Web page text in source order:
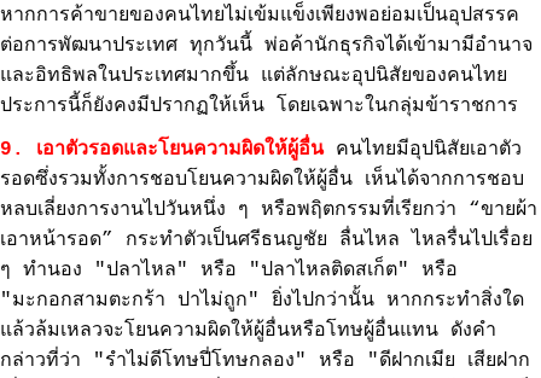
หากการค้าขายของคนไทยไม่เข้มแข็งเพียงพอย่อมเป็นอุปสรรค
ต่อการพัฒนาประเทศ ทุกวันนี้ พ่อค้านักธุรกิจได้เข้ามามีอำนาจ
และอิทธิพลในประเทศมากขึ้น แต่ลักษณะอุปนิสัยของคนไทย
ประการนี้ก็ยังคงมีปรากฏให้เห็น โดยเฉพาะในกลุ่มข้าราชการ
9. เอาตัวรอดและโยนความผิดให้ผู้อื่นคนไทยมีอุปนิสัยเอาตัว
รอดซึ่งรวมทั้งการชอบโยนความผิดให้ผู้อื่น เห็นได้จากการชอบ
หลบเลี่ยงการงานไปวันหนึ่ง ๆ หรือพฤิตกรรมที่เรียกว่า “ขายผ้า
เอาหน้ารอด” กระทำตัวเป็นศรีธนญชัย ลื่นไหล ไหลรื่นไปเรื่อย
ๆ ทำนอง "ปลาไหล" หรือ "ปลาไหลติดสเก็ต" หรือ
"มะกอกสามตะกร้า ปาไม่ถูก" ยิ่งไปกว่านั้น หากกระทำสิ่งใด
แล้วล้มเหลวจะโยนความผิดให้ผู้อื่นหรือโทษผู้อื่นแทน ดังคำ
กล่าวที่ว่า "รำไม่ดีโทษปี่โทษกลอง" หรือ "ดีฝากเมีย เสียฝาก